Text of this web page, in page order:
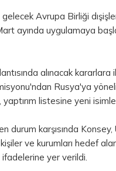
Avrupa Birliği
ayında uygulamaya
alınacak
Rusya'ya
yaptırım listesine yeni
durum karşısında
ve kurumları hedef
yer verildi.